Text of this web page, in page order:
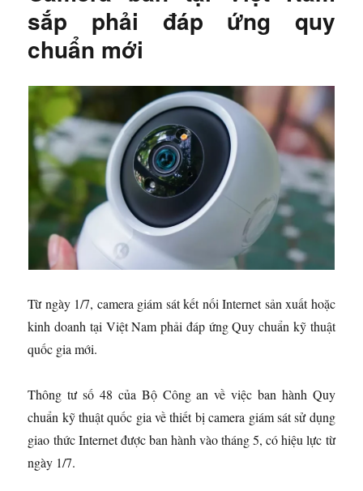
sắp phải đáp ứng quy
chuẩn mới
Từ ngày 1/7, camera giám sát kết nối Internet sản xuất hoặc
kinh doanh tại Việt Nam phải đáp ứng Quy chuẩn kỹ thuật
quốc gia mới.
Thông tư số 48 của Bộ Công an về việc ban hành Quy
chuẩn kỹ thuật quốc gia về thiết bị camera giám sát sử dụng
giao thức Internet được ban hành vào tháng 5, có hiệu lực từ
ngày 1/7.